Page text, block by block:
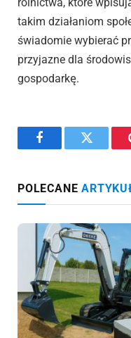
takim działaniom
świadomie wybierać
przyjazne dla
gospodarkę.
FacebookTwitter
POLECANE